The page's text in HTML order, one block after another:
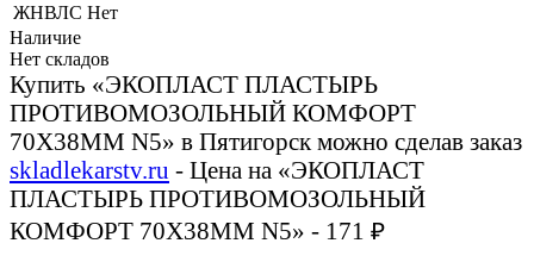
ЖНВЛС Нет
Наличие
Нет складов
Купить «ЭКОПЛАСТ ПЛАСТЫРЬ
ПРОТИВОМОЗОЛЬНЫЙ КОМФОРТ
70Х38ММ N5» в Пятигорск можно сделав заказ
skladlekarstv.ru - Цена на «ЭКОПЛАСТ
ПЛАСТЫРЬ ПРОТИВОМОЗОЛЬНЫЙ
КОМФОРТ 70Х38ММ N5» - 171 ₽